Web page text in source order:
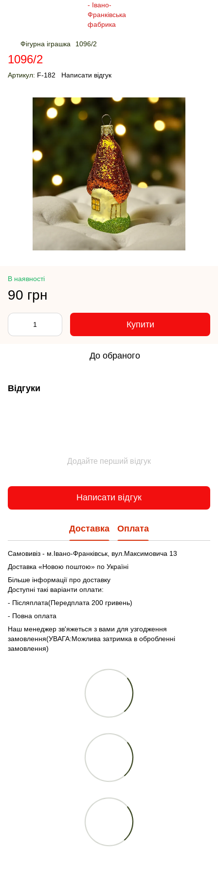
Фігурна іграшка 1096/2
1096/2
Артикул: F-182 Написати відгук
В наявності
90 грн
Купити
До обраного
Відгуки
Додайте перший відгук
Написати відгук
Доставка Оплата
Самовивіз - м.Івано-Франківськ, вул.Максимовича 13
Доставка «Новою поштою» по Україні
Більше інформації про доставку
Доступні такі варіанти оплати:
- Післяплата(Передплата 200 гривень)
- Повна оплата
Наш менеджер зв'яжеться з вами для узгодження
замовлення(УВАГА:Можлива затримка в обробленні
замовлення)